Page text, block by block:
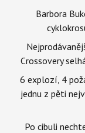
Barbora
Crossovery
6 explozí, 4
jednu z pěti
Po cibuli